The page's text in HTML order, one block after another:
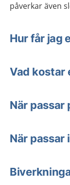
påverkar även
Hur får jag
Vad kostar
När passar
När passar